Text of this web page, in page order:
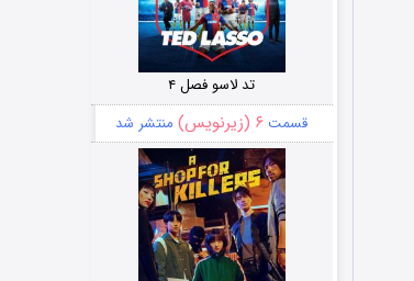
تد لاسو فصل ۴
قسمت ۶ (زیرنویس) منتشر شد